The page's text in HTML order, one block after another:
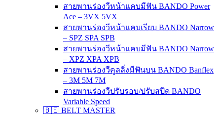
สายพานร่องวีหน้าแคบมีฟัน BANDO Power
Ace – 3VX 5VX
สายพานร่องวีหน้าแคบเรียบ BANDO Narrow
– SPZ SPA SPB
สายพานร่องวีหน้าแคบมีฟัน BANDO Narrow
– XPZ XPA XPB
สายพานร่องวีคูลลิ่งมีฟันบน BANDO Banflex
– 3M 5M 7M
สายพานร่องวีปรับรอบ/ปรับสปีด BANDO
Variable Speed
🇧🇪 BELT MASTER